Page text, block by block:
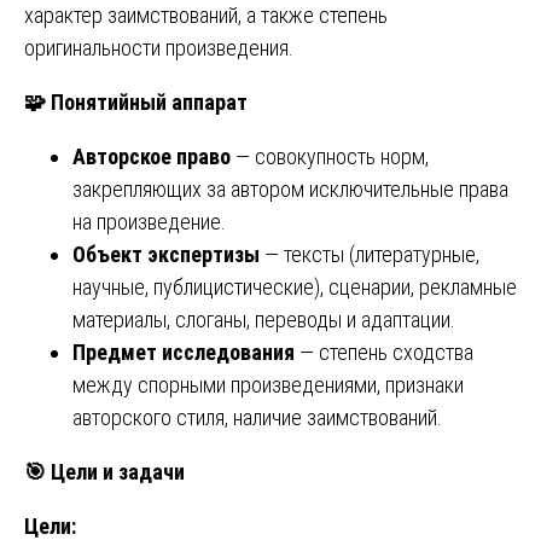
характер заимствований, а также степень
оригинальности произведения.
🧩 Понятийный аппарат
Авторское право — совокупность норм,
закрепляющих за автором исключительные права
на произведение.
Объект экспертизы — тексты (литературные,
научные, публицистические), сценарии, рекламные
материалы, слоганы, переводы и адаптации.
Предмет исследования — степень сходства
между спорными произведениями, признаки
авторского стиля, наличие заимствований.
🎯 Цели и задачи
Цели: